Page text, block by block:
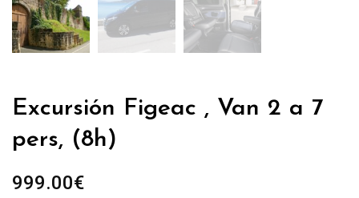
Excursión Figeac , Van 2 a 7
pers, (8h)
999.00€